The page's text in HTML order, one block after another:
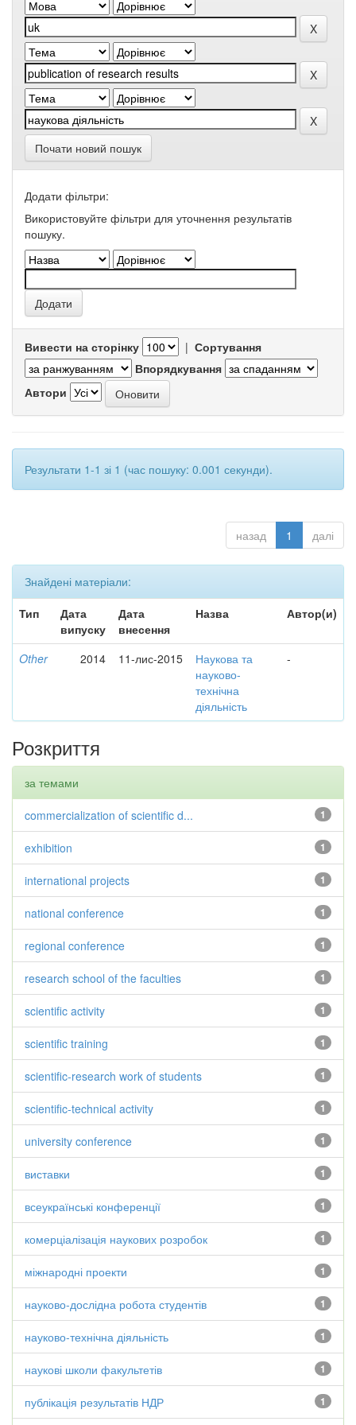
Почати новий пошук
Додати фільтри:
Використовуйте фільтри для уточнення результатів
пошуку.
Вивести на сторінку | Сортування
Впорядкування
Автори
Результати 1-1 зі 1 (час пошуку: 0.001 секунди).
назад 1 далі
Знайдені матеріали:
Тип
Дата
випуску
Дата
внесення
Назва Автор(и)
Other 2014 11-лис-2015
Наукова та
науково-
технічна
діяльність
-
Розкриття
за темами
1
commercialization of scientific d...
1
exhibition
1
international projects
1
national conference
1
regional conference
1
research school of the faculties
1
scientific activity
1
scientific training
1
scientific-research work of students
1
scientific-technical activity
1
university conference
1
виставки
1
всеукраїнські конференції
1
комерціалізація наукових розробок
1
міжнародні проекти
1
науково-дослідна робота студентів
1
науково-технічна діяльність
1
наукові школи факультетів
1
публікація результатів НДР